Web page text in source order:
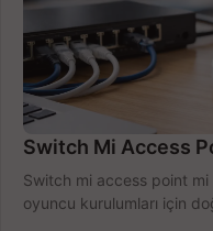
Switch Mi Access
Switch mi access point mi
oyuncu kurulumları için